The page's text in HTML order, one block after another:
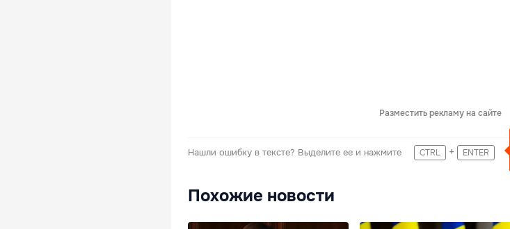
Разместить рекламу на сайте
Нашли ошибку в тексте? Выделите ее и нажмите CTRL + ENTER
Похожие новости